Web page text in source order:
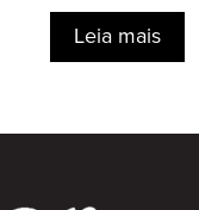
Leia mais